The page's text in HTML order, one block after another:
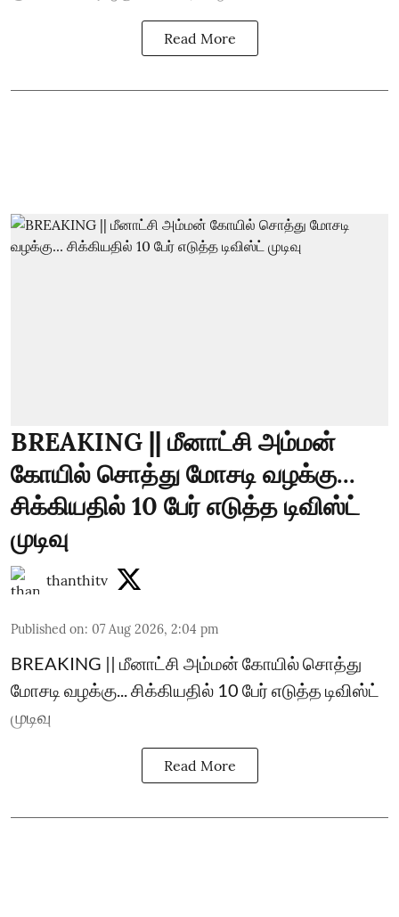
Read More
BREAKING || மீனாட்சி அம்மன்
கோயில் சொத்து மோசடி வழக்கு...
சிக்கியதில் 10 பேர் எடுத்த டிவிஸ்ட்
முடிவு
thanthitv
Published on: 07 Aug 2026, 2:04 pm
BREAKING || மீனாட்சி அம்மன் கோயில் சொத்து
மோசடி வழக்கு... சிக்கியதில் 10 பேர் எடுத்த டிவிஸ்ட்
முடிவு
Read More